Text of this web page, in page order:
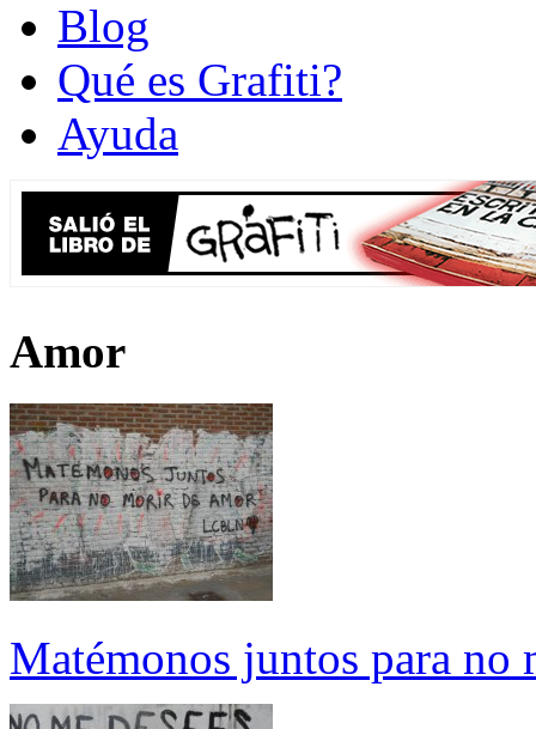
Blog
Qué es Grafiti?
Ayuda
Amor
Matémonos juntos para